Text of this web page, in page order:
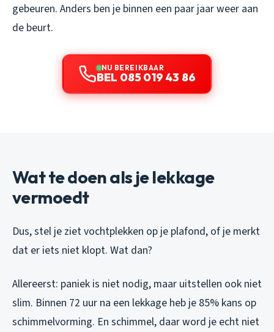
gebeuren. Anders ben je binnen een paar jaar weer aan
de beurt.
NU BEREIKBAAR
BEL 085 019 43 86
Wat te doen als je lekkage
vermoedt
Dus, stel je ziet vochtplekken op je plafond, of je merkt
dat er iets niet klopt. Wat dan?
Allereerst: paniek is niet nodig, maar uitstellen ook niet
slim. Binnen 72 uur na een lekkage heb je 85% kans op
schimmelvorming. En schimmel, daar word je echt niet